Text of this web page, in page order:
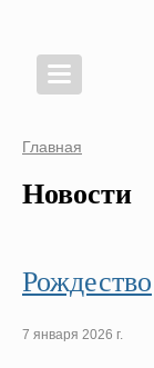
Главная
Новости
Рождество
7 января 2026 г.